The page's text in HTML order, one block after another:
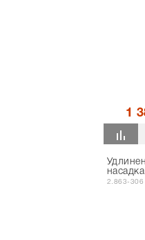
1
насадка
2.863-306